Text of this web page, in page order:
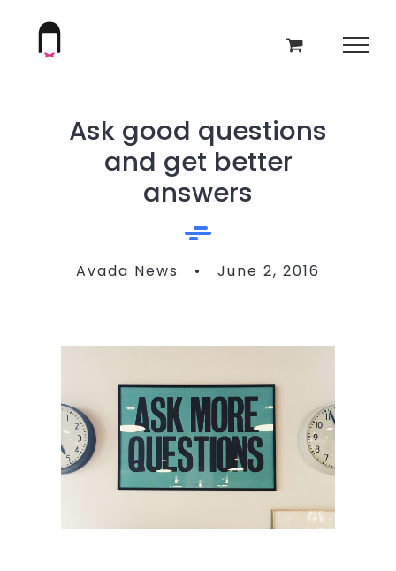
content
Ask good questions
and get better
answers
Avada News • June 2, 2016